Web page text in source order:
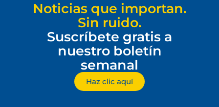
Noticias que importan.
Sin ruido.
Suscríbete gratis a
nuestro boletín
semanal
Haz clic aquí